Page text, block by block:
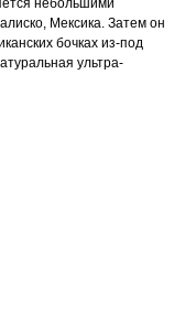
небольшими
Мексика. Затем он
бочках из-под
ультра-